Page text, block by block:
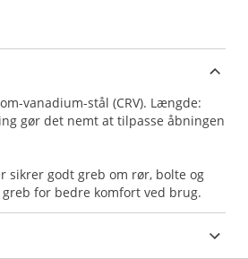
vanadium-stål (CRV). Længde:
gør det nemt at tilpasse åbningen
sikrer godt greb om rør, bolte og
for bedre komfort ved brug.